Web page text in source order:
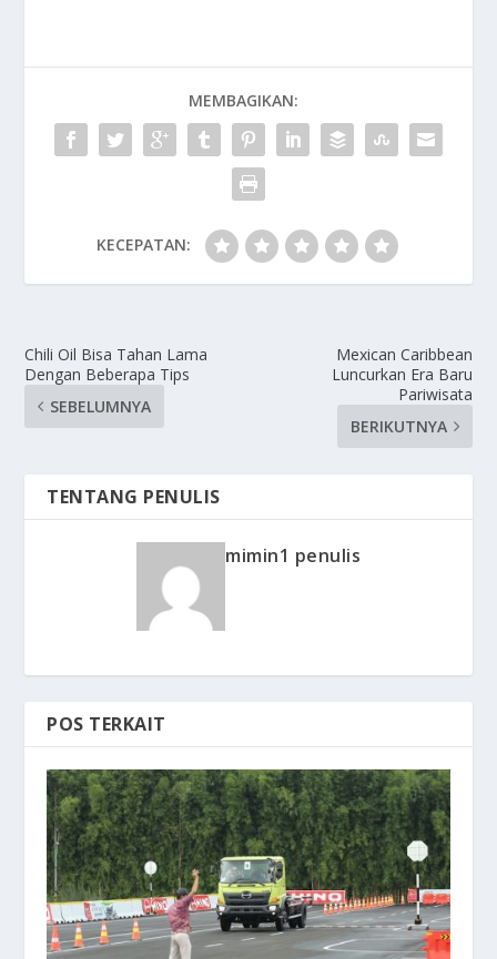
MEMBAGIKAN:
KECEPATAN:
Chili Oil Bisa Tahan Lama
Dengan Beberapa Tips
SEBELUMNYA
Mexican Caribbean
Luncurkan Era Baru
Pariwisata
BERIKUTNYA
TENTANG PENULIS
mimin1 penulis
POS TERKAIT